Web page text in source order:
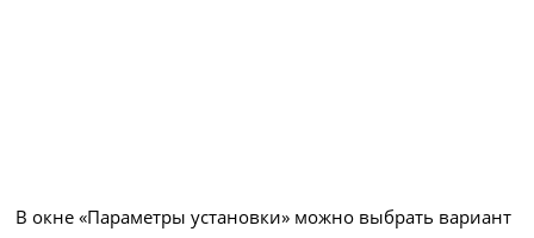
В окне «Параметры установки» можно выбрать вариант